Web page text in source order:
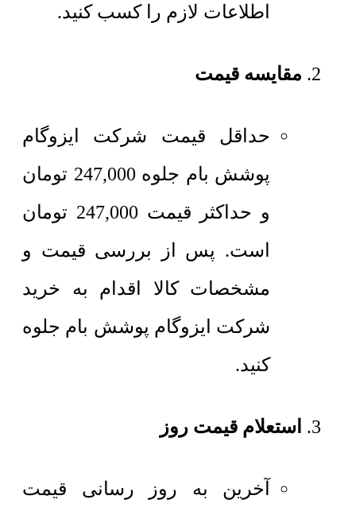
اطلاعات لازم را کسب کنید.
مقایسه قیمت
حداقل قیمت شرکت ایزوگام
پوشش بام جلوه 247,000 تومان
و حداکثر قیمت 247,000 تومان
است. پس از بررسی قیمت و
مشخصات کالا اقدام به خرید
شرکت ایزوگام پوشش بام جلوه
کنید.
استعلام قیمت روز
آخرین به روز رسانی قیمت